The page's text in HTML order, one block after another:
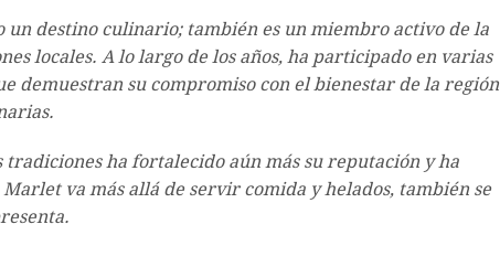
un destino culinario; también es un miembro activo de la
locales. A lo largo de los años, ha participado en varias
demuestran su compromiso con el bienestar de la región
ha fortalecido aún más su reputación y ha
va más allá de servir comida y helados, también se